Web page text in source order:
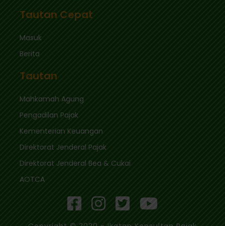
Tautan Cepat
Masuk
Berita
Tautan
Mahkamah Agung
Pengadilan Pajak
Kementerian Keuangan
Direktorat Jenderal Pajak
Direktorat Jenderal Bea & Cukai
AOTCA